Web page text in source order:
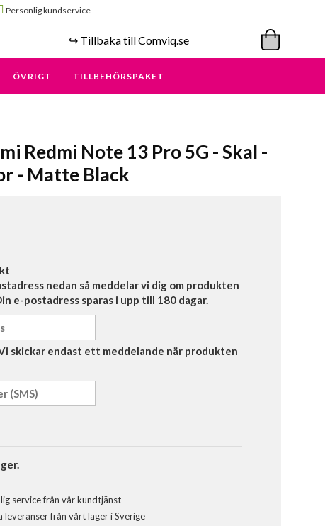
Personlig kundservice
↪️ Tillbaka till Comviq.se
ÖVRIGT TILLBEHÖRSPAKET
Redmi Note 13 Pro 5G - Skal -
- Matte Black
nedan så meddelar vi dig om produkten
e-postadress sparas i upp till 180 dagar.
skickar endast ett meddelande när produkten
service från vår kundtjänst
leveranser från vårt lager i Sverige